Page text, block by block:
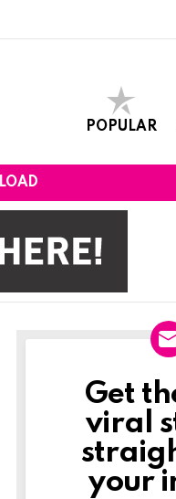
POPULAR
Newslett
Get
viral
your